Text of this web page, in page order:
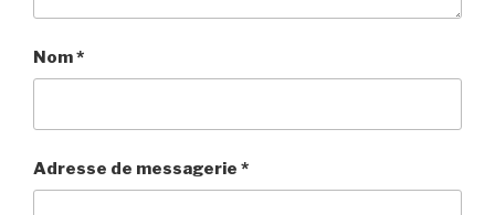
Nom*
Adresse de messagerie *